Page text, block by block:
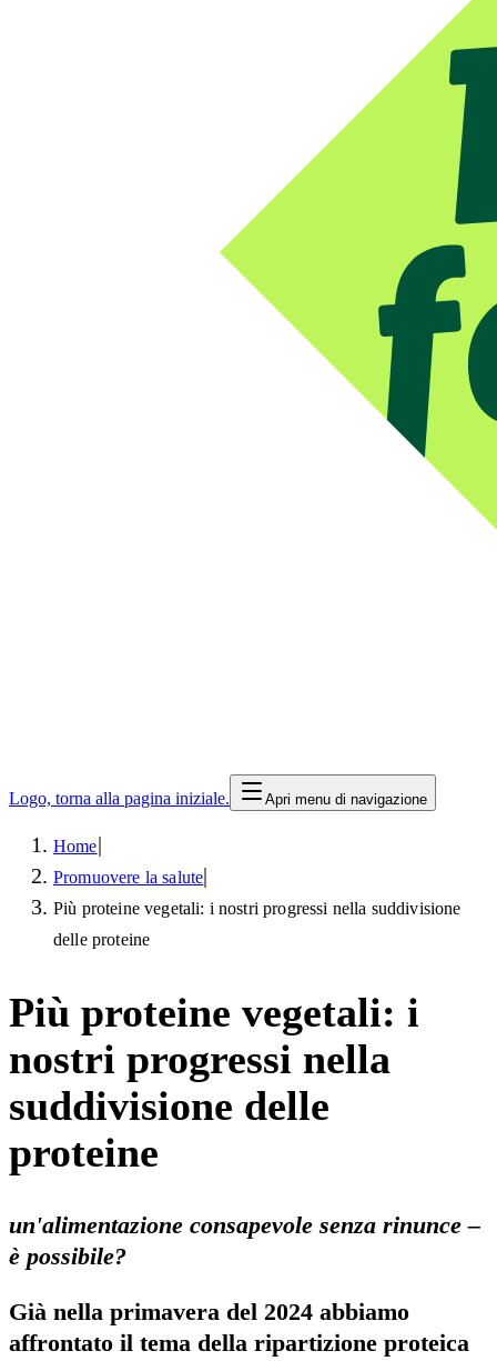
Logo, torna alla pagina iniziale. Apri menu di navigazione
Home|
Promuovere la salute|
Più proteine vegetali: i nostri progressi nella suddivisione
delle proteine
Più proteine vegetali: i
nostri progressi nella
suddivisione delle
proteine
un'alimentazione consapevole senza rinunce –
è possibile?
Già nella primavera del 2024 abbiamo
affrontato il tema della ripartizione proteica